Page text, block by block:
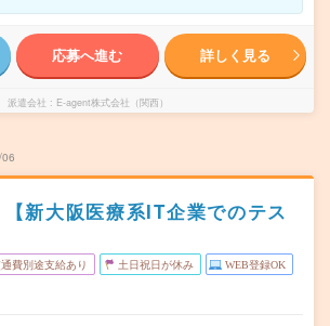
応募へ進む 詳しく見る
派遣会社 E-agent株式会社（関西）
新大阪医療系IT企業でのテス
費別途支給あり 土日祝日が休み WEB登録OK